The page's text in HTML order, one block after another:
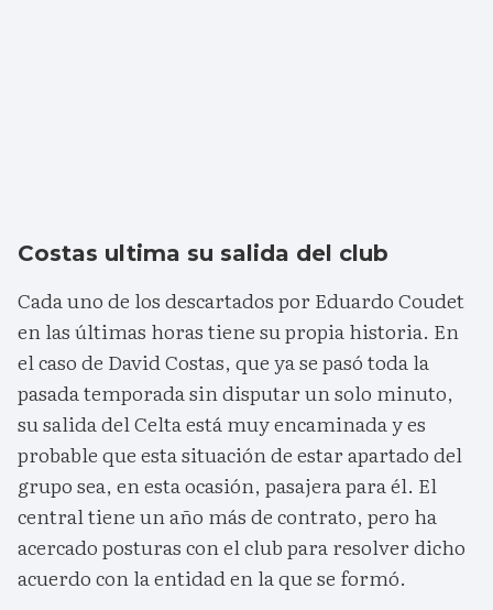
Costas ultima su salida del club
Cada uno de los descartados por Eduardo Coudet
en las últimas horas tiene su propia historia. En
el caso de David Costas, que ya se pasó toda la
pasada temporada sin disputar un solo minuto,
su salida del Celta está muy encaminada y es
probable que esta situación de estar apartado del
grupo sea, en esta ocasión, pasajera para él. El
central tiene un año más de contrato, pero ha
acercado posturas con el club para resolver dicho
acuerdo con la entidad en la que se formó.